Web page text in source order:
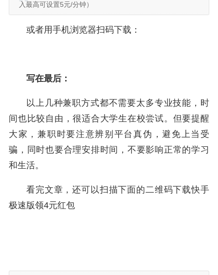
入最高可设置5元/分钟）
或者用手机浏览器扫码下载：
写在最后：
以上几种兼职方式都不需要太多专业技能，时
间也比较自由，很适合大学生在校尝试。但要提醒
大家，兼职时要注意辨别平台真伪，避免上当受
骗，同时也要合理安排时间，不要影响正常的学习
和生活。
看完文章，还可以扫描下面的二维码下载快手
极速版领4元红包